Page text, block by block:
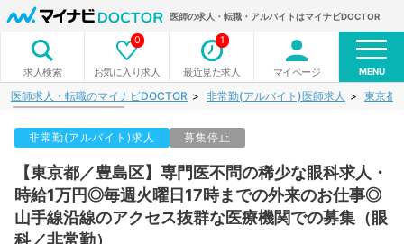
医師の求人・転職・アルバイトはマイナビDOCTOR
求人検索 お気に入り求人
0
最近見た求人
1
マイページ MENU
医師求人・転職のマイナビDOCTOR 非常勤(アルバイト)医師求人 東京都
非常勤(アルバイト)求人 募集停止
【東京都／豊島区】専門医不問の稀少な眼科求人・
時給1万円◎毎週火曜日17時までの外来のお仕事◎
山手線沿線のアクセス抜群な医療機関での募集（眼
科／非常勤）